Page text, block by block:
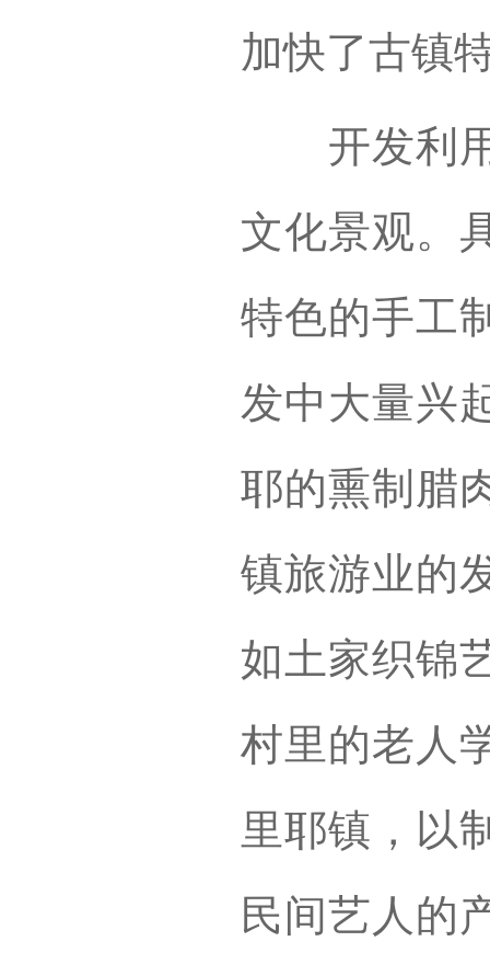
加快了古镇
开发利用
文化景观。
特色的手工
发中大量兴
耶的熏制腊
镇旅游业的
如土家织锦
村里的老人
里耶镇，以
民间艺人的